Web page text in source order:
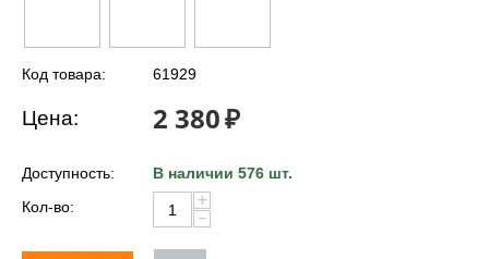
Код товара: 61929
Цена: 2 380₽
Доступность:
В наличии 576 шт.
Кол-во:
+
−